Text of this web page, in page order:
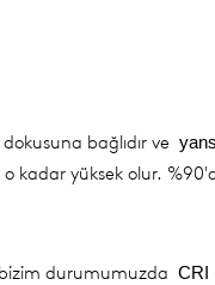
bağlıdır ve
o kadar yüksek olur.
durumumuzda CRI